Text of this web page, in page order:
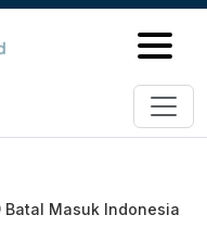
Batal Masuk Indonesia